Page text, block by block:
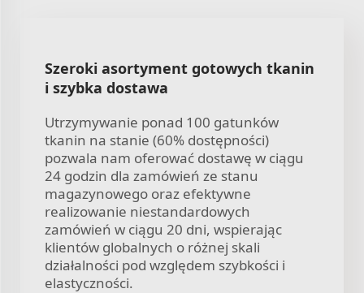
Szeroki asortyment gotowych tkanin
i szybka dostawa
Utrzymywanie ponad 100 gatunków
tkanin na stanie (60% dostępności)
pozwala nam oferować dostawę w ciągu
24 godzin dla zamówień ze stanu
magazynowego oraz efektywne
realizowanie niestandardowych
zamówień w ciągu 20 dni, wspierając
klientów globalnych o różnej skali
działalności pod względem szybkości i
elastyczności.